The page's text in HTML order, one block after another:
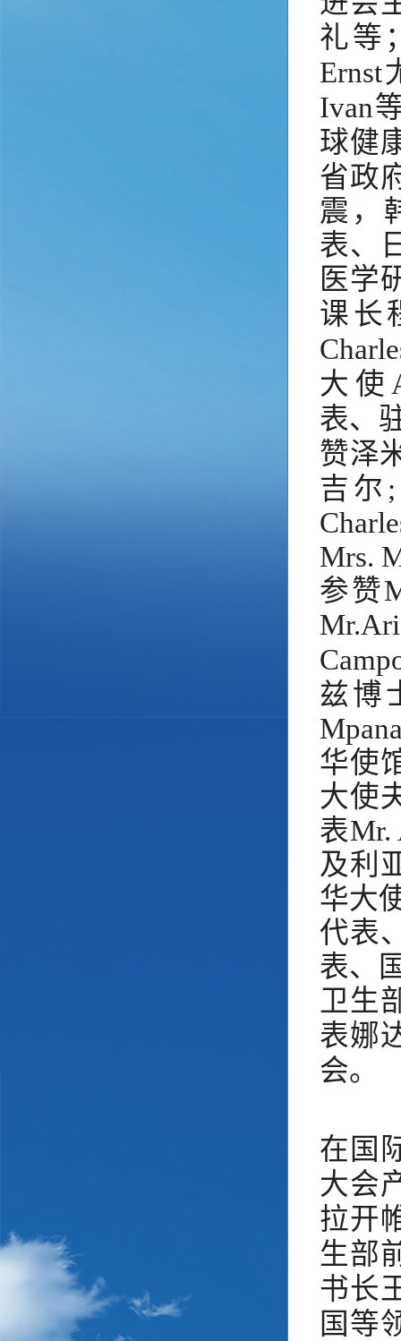
礼等
Ernst
Ivan
球健
省政
震，
表、
医学
课长
大使
表、
赞泽
吉
Mrs.
参赞
兹博
华使
大使
表Mr.
及利
华大
代表
表、
卫生
表娜
会。
在国
大会
拉开
生部
书长
国等